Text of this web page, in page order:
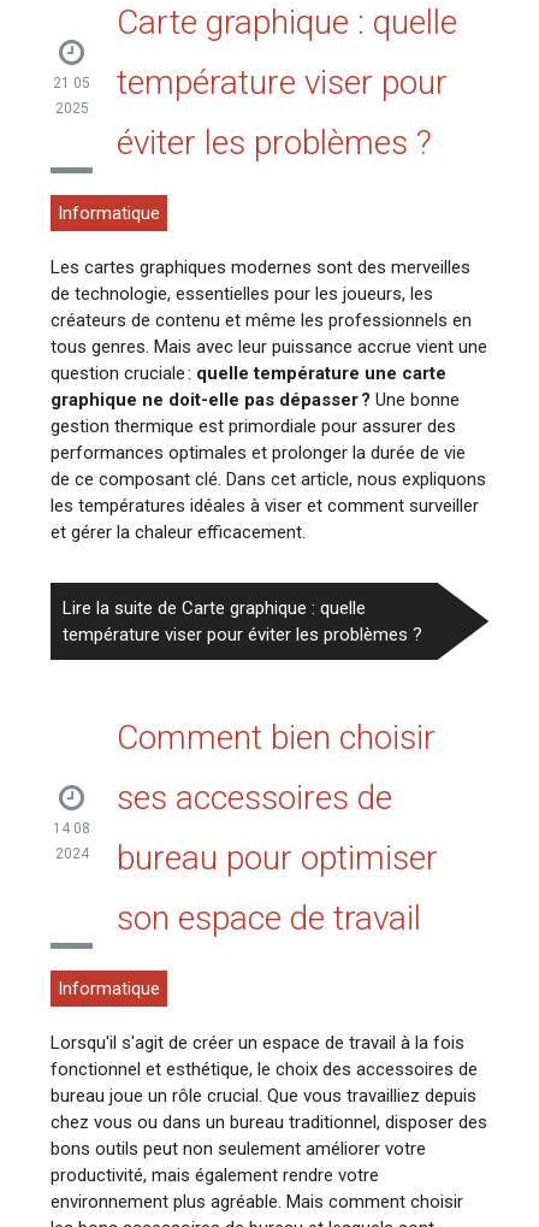
21 05
2025
Carte graphique : quelle
température viser pour
éviter les problèmes ?
Informatique
Les cartes graphiques modernes sont des merveilles
de technologie, essentielles pour les joueurs, les
créateurs de contenu et même les professionnels en
tous genres. Mais avec leur puissance accrue vient une
question cruciale : quelle température une carte
graphique ne doit-elle pas dépasser ? Une bonne
gestion thermique est primordiale pour assurer des
performances optimales et prolonger la durée de vie
de ce composant clé. Dans cet article, nous expliquons
les températures idéales à viser et comment surveiller
et gérer la chaleur efficacement.
Lire la suite de Carte graphique : quelle
température viser pour éviter les problèmes ?
14 08
2024
Comment bien choisir
ses accessoires de
bureau pour optimiser
son espace de travail
Informatique
Lorsqu'il s'agit de créer un espace de travail à la fois
fonctionnel et esthétique, le choix des accessoires de
bureau joue un rôle crucial. Que vous travailliez depuis
chez vous ou dans un bureau traditionnel, disposer des
bons outils peut non seulement améliorer votre
productivité, mais également rendre votre
environnement plus agréable. Mais comment choisir